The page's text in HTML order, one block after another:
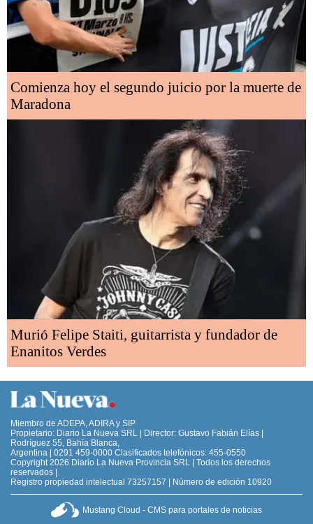
Comienza hoy el segundo juicio por la muerte de
Maradona
Murió Felipe Staiti, guitarrista y fundador de
Enanitos Verdes
Miembro de ADEPA, ADIRA y SIP
Propietario: Diario La Nueva SRL | Director: Gustavo Fabián Elías |
Rodríguez 55, Bahía Blanca,
Argentina | 0291 459-0000 Clasificados telefónicos: 455-0550
Copyright 2026 Diario La Nueva Provincia SRL | Todos los derechos
reservados |
Registro propiedad intelectual 73257157 | Número de edición 10920
Mustang Cloud - CMS para portales de noticias